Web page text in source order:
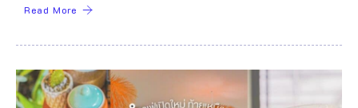
Read More